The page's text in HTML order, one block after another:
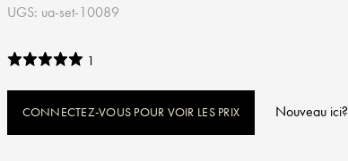
UGS: ua-set-10089
1
CONNECTEZ-VOUS POUR VOIR LES PRIX Nouveau ici?